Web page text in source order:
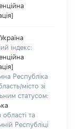
Україна
індекс:
Республіка
місто зі
статусом:
та
Республіці